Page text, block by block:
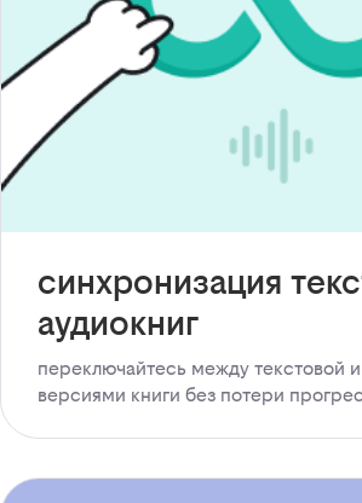
синхронизация
аудиокниг
переключайтесь между текстовой
версиями книги без потери